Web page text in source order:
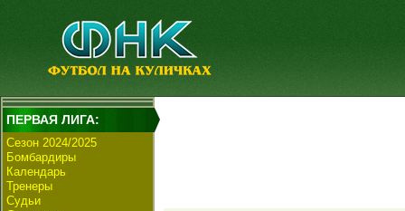
ПЕРВАЯ ЛИГА:
Сезон 2024/2025
Бомбардиры
Календарь
Тренеры
Судьи